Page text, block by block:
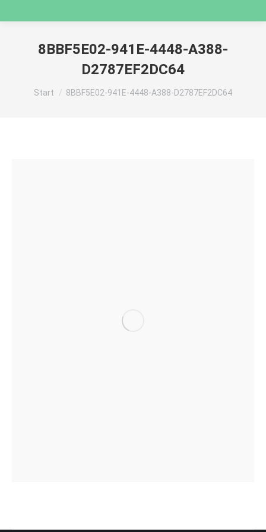
8BBF5E02-941E-4448-A388-
D2787EF2DC64
Sie befinden sich hier:
Start 8BBF5E02-941E-4448-A388-D2787EF2DC64